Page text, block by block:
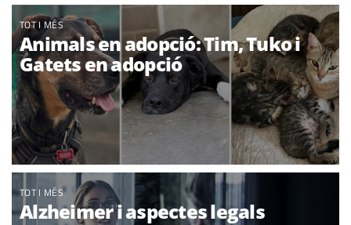
TOT I MÉS
Animals en adopció: Tim, Tuko i
Gatets en adopció
TOT I MÉS
Alzheimer i aspectes legals